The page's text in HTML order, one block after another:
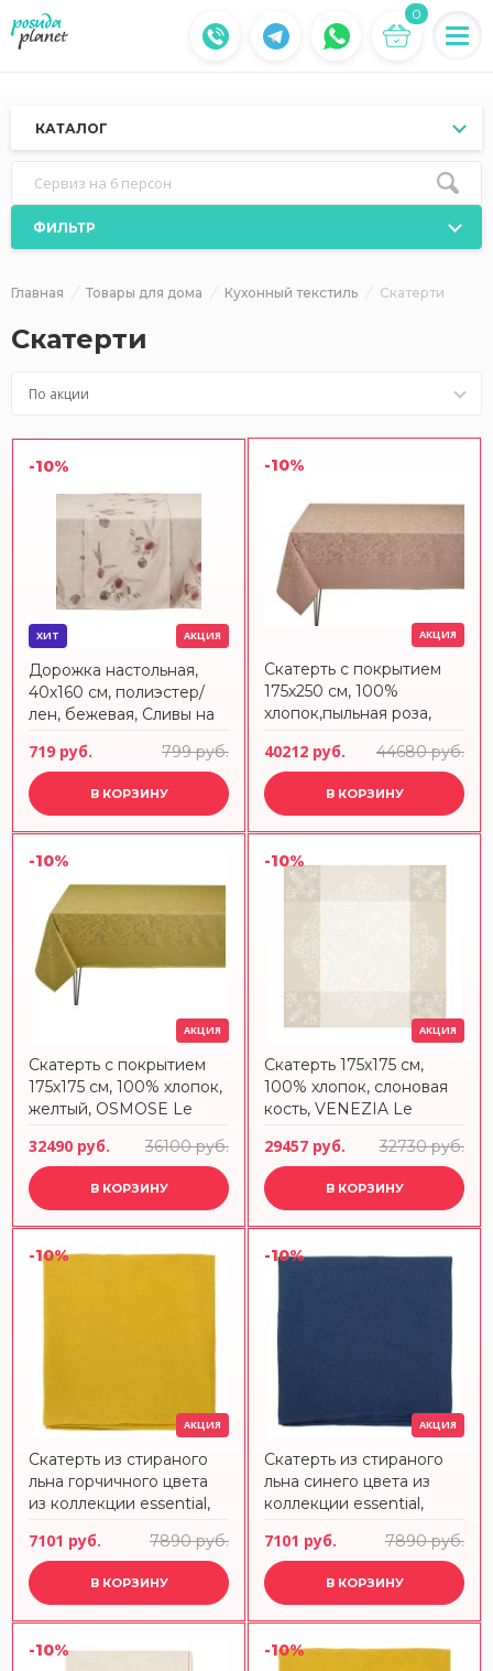
0
КАТАЛОГ
Сервиз на 6 персон
ФИЛЬТР
Главная Товары для дома Кухонный текстиль Скатерти
Скатерти
По акции
-10%
ХИТ АКЦИЯ
Дорожка настольная,
40х160 см, полиэстер/
лен, бежевая, Сливы на
ANNA LAFARG
719 руб. 799 руб.
В КОРЗИНУ
-10%
АКЦИЯ
Скатерть с покрытием
175х250 см, 100%
хлопок,пыльная роза,
Francais
40212 руб. 44680 руб.
В КОРЗИНУ
-10%
АКЦИЯ
Скатерть с покрытием
175х175 см, 100% хлопок,
желтый, OSMOSE Le
32490 руб. 36100 руб.
В КОРЗИНУ
-10%
АКЦИЯ
Скатерть 175х175 см,
100% хлопок, слоновая
кость, VENEZIA Le
29457 руб. 32730 руб.
В КОРЗИНУ
-10%
АКЦИЯ
Скатерть из стираного
льна горчичного цвета
из коллекции essential,
7101 руб. 7890 руб.
В КОРЗИНУ
-10%
АКЦИЯ
Скатерть из стираного
льна синего цвета из
коллекции essential,
7101 руб. 7890 руб.
В КОРЗИНУ
-10% -10%